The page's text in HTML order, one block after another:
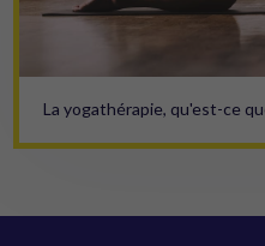
La yogathérapie, qu'est-ce